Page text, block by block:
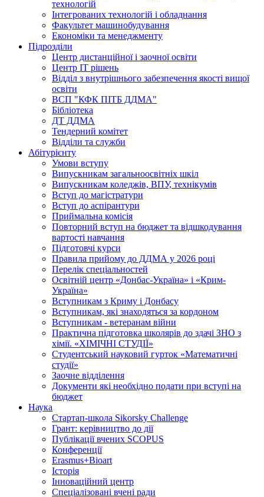
технологій
Інтегрованих технологій і обладнання
Факультет машинобудування
Економіки та менеджменту
Підрозділи
Центр дистанційної і заочної освіти
Центр ІТ рішень
Відділ з внутрішнього забезпечення якості вищої
освіти
ВСП "КФК ПІТБ ДДМА"
Бібліотека
ДТ ДДМА
Тендерний комітет
Відділи та служби
Абітурієнту
Умови вступу
Випускникам загальноосвітніх шкіл
Випускникам коледжів, ВПУ, технікумів
Вступ до магістратури
Вступ до аспірантури
Приймальна комісія
Повторний вступ на бюджет та відшкодування
вартості навчання
Підготовчі курси
Правила прийому до ДДМА у 2026 році
Перелік спеціальностей
Освітній центр «Донбас-Україна» і «Крим-
Україна»
Вступникам з Криму і Донбасу
Вступникам, які знаходяться за кордоном
Вступникам - ветеранам війни
Практична підготовка школярів до здачі ЗНО з
хімії. «ХІМІЧНІ СТУДІЇ»
Студентський науковий гурток «Математичні
студії»
Заочне відділення
Документи які необхідно подати при вступі на
бюджет
Наука
Стартап-школа Sikorsky Challenge
Грант: керівництво до дії
Публікації вчених SCOPUS
Конференції
Erasmus+Bioart
Історія
Інноваційний центр
Спеціалізовані вчені ради